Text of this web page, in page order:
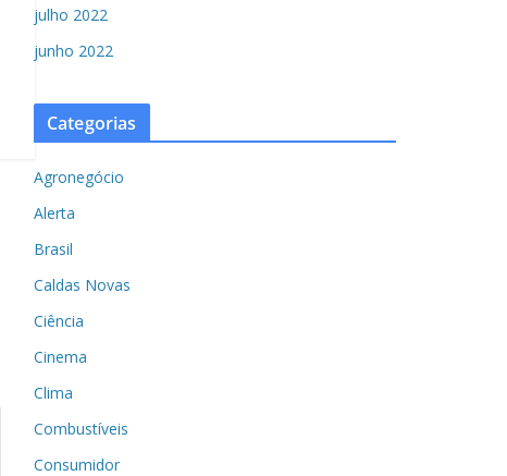
julho 2022
junho 2022
Categorias
Agronegócio
Alerta
Brasil
Caldas Novas
Ciência
Cinema
Clima
Combustíveis
Consumidor